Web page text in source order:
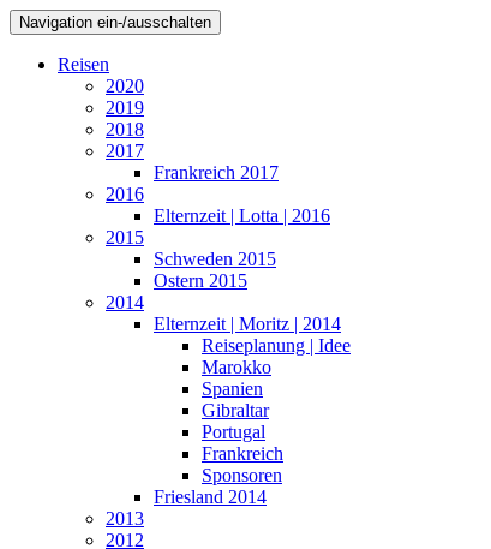
Navigation ein-/ausschalten
Reisen
2020
2019
2018
2017
Frankreich 2017
2016
Elternzeit | Lotta | 2016
2015
Schweden 2015
Ostern 2015
2014
Elternzeit | Moritz | 2014
Reiseplanung | Idee
Marokko
Spanien
Gibraltar
Portugal
Frankreich
Sponsoren
Friesland 2014
2013
2012